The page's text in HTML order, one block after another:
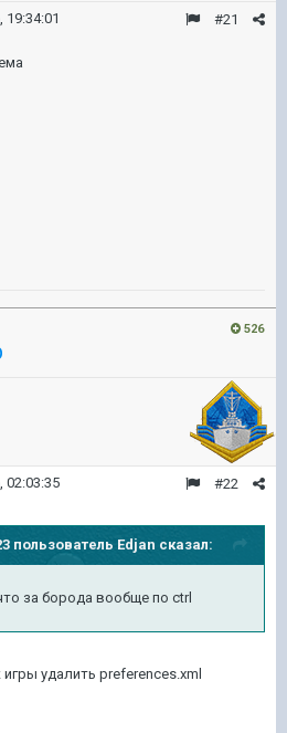
#21
19:34:01
526
#22
02:03:35
пользователь Edjan сказал:
за борода вообще по ctrl
удалить preferences.xml